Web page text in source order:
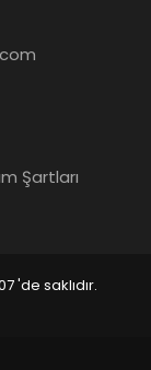
Şartları
'de saklıdır.